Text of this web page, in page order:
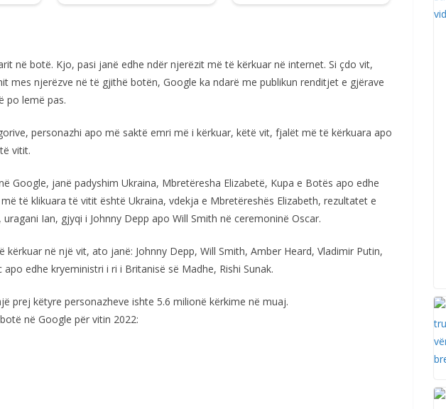
në botë. Kjo, pasi janë edhe ndër njerëzit më të kërkuar në internet. Si çdo vit,
mes njerëzve në të gjithë botën, Google ka ndarë me publikun renditjet e gjërave
po lemë pas.
personazhi apo më saktë emri më i kërkuar, këtë vit, fjalët më të kërkuara apo
vitit.
Google, janë padyshim Ukraina, Mbretëresha Elizabetë, Kupa e Botës apo edhe
të klikuara të vitit është Ukraina, vdekja e Mbretëreshës Elizabeth, rezultatet e
Ian, gjyqi i Johnny Depp apo Will Smith në ceremoninë Oscar.
kërkuar në një vit, ato janë: Johnny Depp, Will Smith, Amber Heard, Vladimir Putin,
edhe kryeministri i ri i Britanisë së Madhe, Rishi Sunak.
prej këtyre personazheve ishte 5.6 milionë kërkime në muaj.
në Google për vitin 2022: